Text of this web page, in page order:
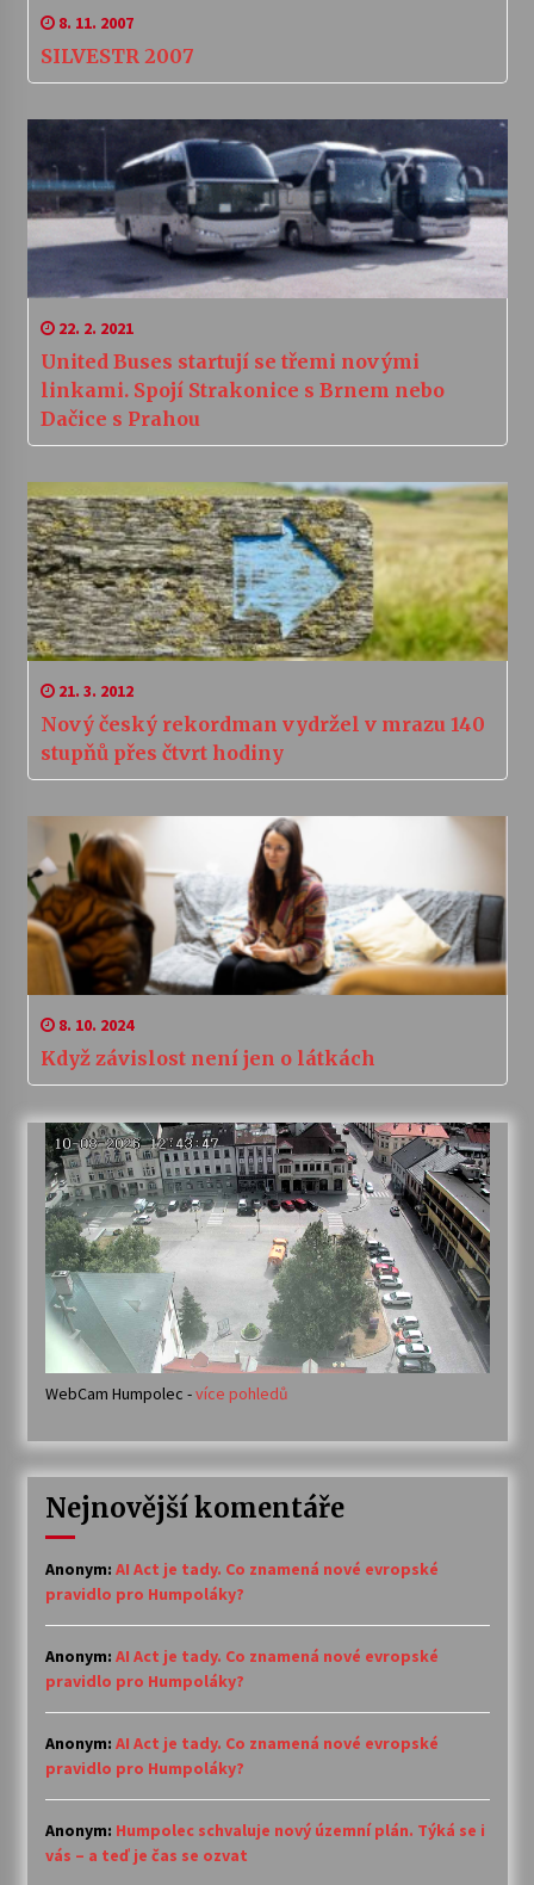
8. 11. 2007
SILVESTR 2007
22. 2. 2021
United Buses startují se třemi novými
linkami. Spojí Strakonice s Brnem nebo
Dačice s Prahou
21. 3. 2012
Nový český rekordman vydržel v mrazu 140
stupňů přes čtvrt hodiny
8. 10. 2024
Když závislost není jen o látkách
WebCam Humpolec -více pohledů
Nejnovější komentáře
Anonym: AI Act je tady. Co znamená nové evropské
pravidlo pro Humpoláky?
Anonym: AI Act je tady. Co znamená nové evropské
pravidlo pro Humpoláky?
Anonym: AI Act je tady. Co znamená nové evropské
pravidlo pro Humpoláky?
Anonym: Humpolec schvaluje nový územní plán. Týká se i
vás – a teď je čas se ozvat